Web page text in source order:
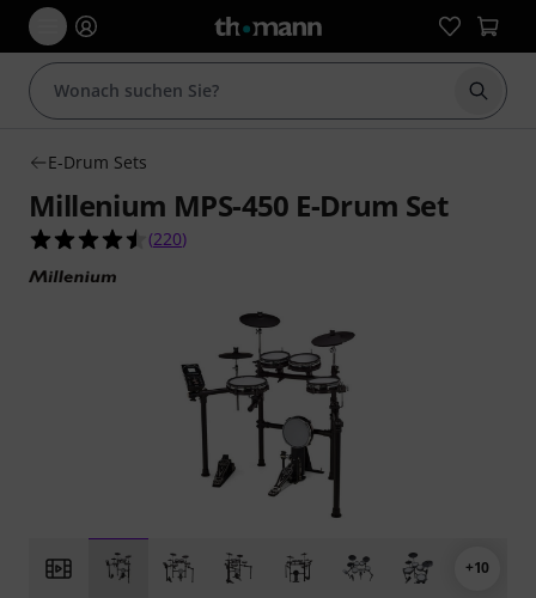
Suche
E-Drum Sets
Millenium MPS-450 E-Drum Set
4.5 von 5 Sternen aus 220 Kundenbewertungen
(220)
+10